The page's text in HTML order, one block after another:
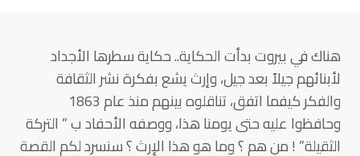
هناك في بيروت بدأت الحكاية.. حكاية سطرها الأجداد
لأبنائهم جيلاً بعد جيل، وإرث يشع بفكرة نشر الثقافة
والفكر كيفما اتفق، تناقلوه بينهم منذ عام 1863
وحافظوا عليه حتى يومنا هذا، ووصفه الأحفاد ب ” التركة
الثقيلة” ! من هم ؟ وما هو هذا الإرث ؟ سنسرد لكم القصة